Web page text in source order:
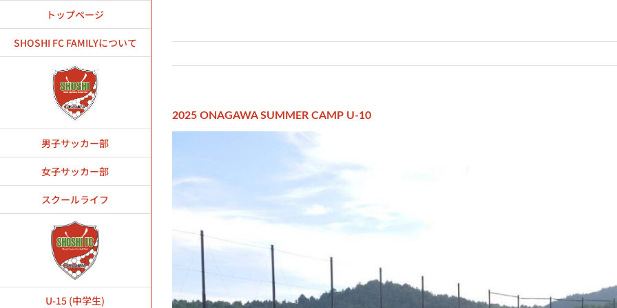
トップページ
SHOSHI FC FAMILYについて
男子サッカー部
女子サッカー部
スクールライフ
U-15 (中学生)
2025 ONAGAWA SUMMER CAMP U-10